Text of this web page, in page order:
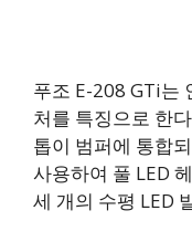
푸조 E-208 GTi는
처를 특징으로 한
톱이 범퍼에 통합
사용하여 풀 LED
세 개의 수평 LED